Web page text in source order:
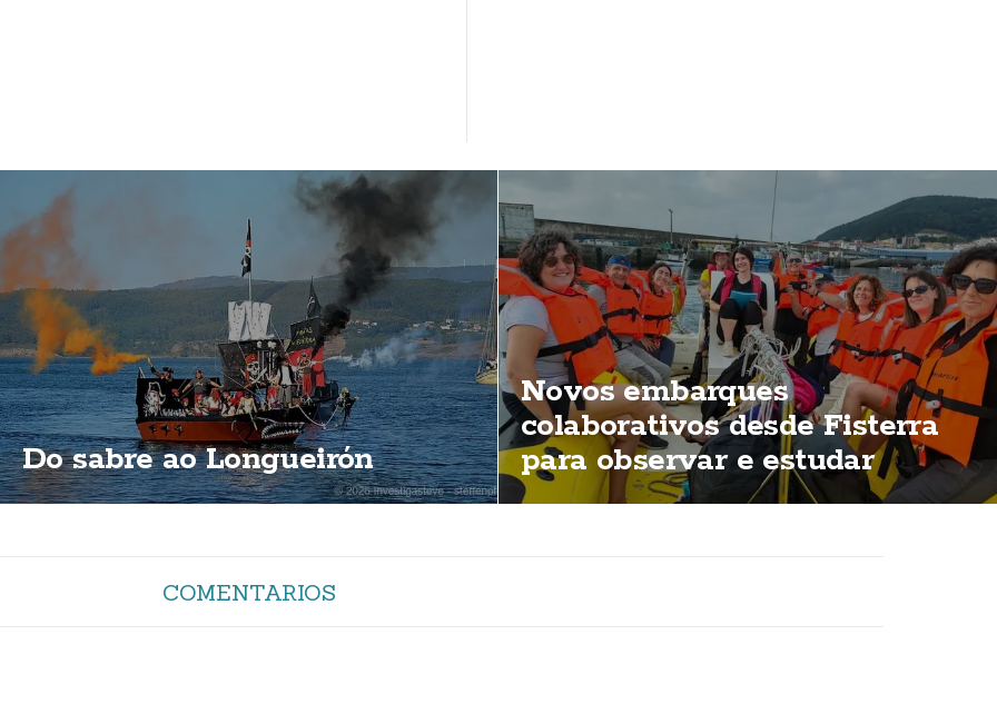
Do sabre ao Longueirón
Novos embarques
colaborativos desde Fisterra
para observar e estudar
cetáceos
COMENTARIOS